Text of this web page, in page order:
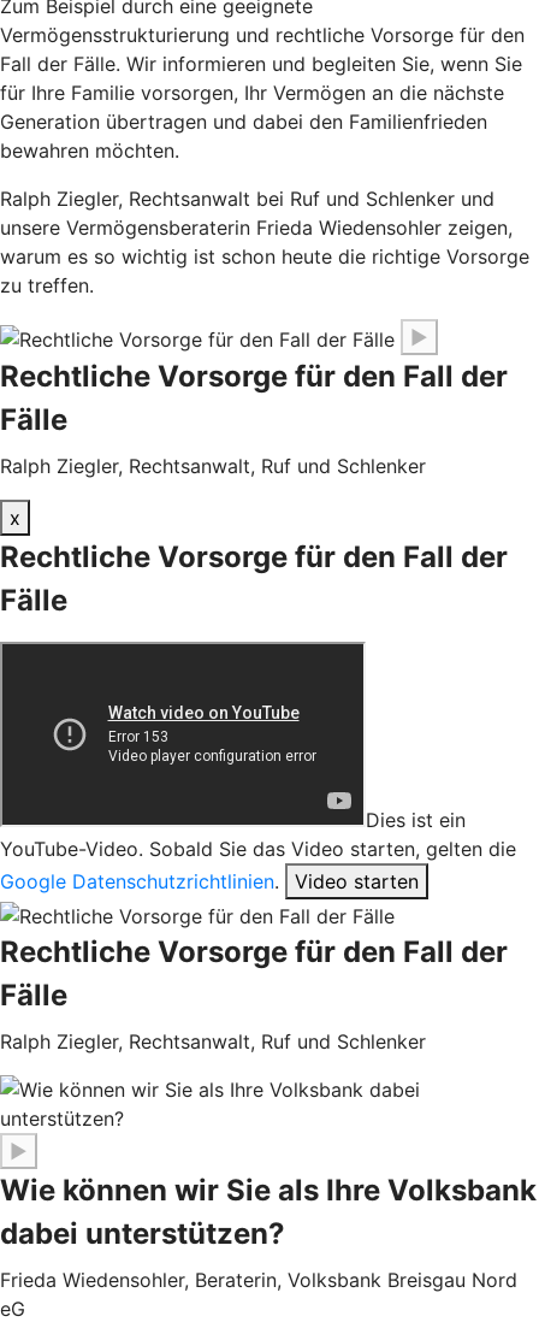
Zum Beispiel durch eine geeignete
Vermögensstrukturierung und rechtliche Vorsorge für den
Fall der Fälle. Wir informieren und begleiten Sie, wenn Sie
für Ihre Familie vorsorgen, Ihr Vermögen an die nächste
Generation übertragen und dabei den Familienfrieden
bewahren möchten.
Ralph Ziegler, Rechtsanwalt bei Ruf und Schlenker und
unsere Vermögensberaterin Frieda Wiedensohler zeigen,
warum es so wichtig ist schon heute die richtige Vorsorge
zu treffen.
▶
Rechtliche Vorsorge für den Fall der
Fälle
Ralph Ziegler, Rechtsanwalt, Ruf und Schlenker
x
Rechtliche Vorsorge für den Fall der
Fälle
Dies ist ein
YouTube-Video. Sobald Sie das Video starten, gelten die
Google Datenschutzrichtlinien. Video starten
Rechtliche Vorsorge für den Fall der
Fälle
Ralph Ziegler, Rechtsanwalt, Ruf und Schlenker
▶
Wie können wir Sie als Ihre Volksbank
dabei unterstützen?
Frieda Wiedensohler, Beraterin, Volksbank Breisgau Nord
eG